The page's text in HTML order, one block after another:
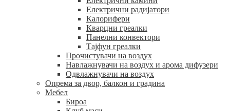
Електрични радијатори
Калорифери
Кварцни греалки
Панелни конвектори
Тајфун греалки
Прочистувачи на воздух
Навлажнувачи на воздух и арома дифузери
Одвлажнувачи на воздух
Опрема за двор, балкон и градина
Мебел
Бироа